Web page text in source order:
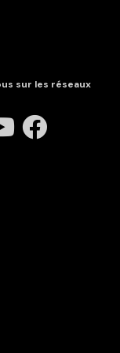
sur les réseaux